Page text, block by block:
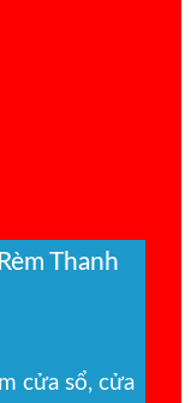
Thanh
cửa sổ, cửa